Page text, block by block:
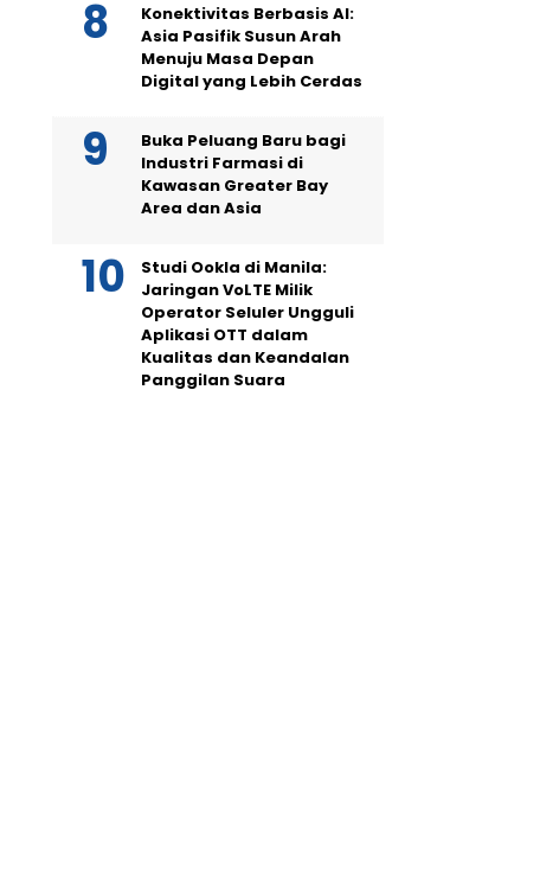
Konektivitas Berbasis AI:
Asia Pasifik Susun Arah
Menuju Masa Depan
Digital yang Lebih Cerdas
Buka Peluang Baru bagi
Industri Farmasi di
Kawasan Greater Bay
Area dan Asia
Studi Ookla di Manila:
Jaringan VoLTE Milik
Operator Seluler Ungguli
Aplikasi OTT dalam
Kualitas dan Keandalan
Panggilan Suara